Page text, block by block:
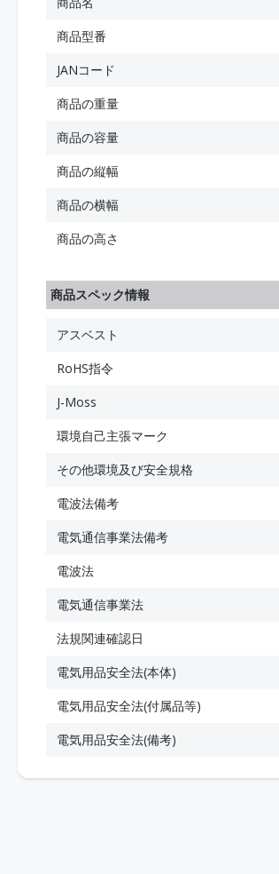
商品型番
JANコード
商品の重量
商品の容量
商品の縦幅
商品の横幅
商品の高さ
商品スペック情報
アスベスト
RoHS指令
J-Moss
環境自己主張マーク
その他環境及び安全規格
電波法備考
電気通信事業法備考
電波法
電気通信事業法
法規関連確認日
電気用品安全法(本体)
電気用品安全法(付属品等)
電気用品安全法(備考)